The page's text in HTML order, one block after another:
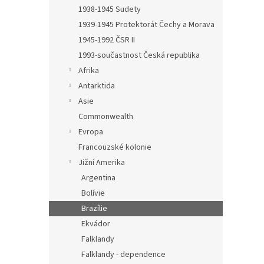
1938-1945 Sudety
1939-1945 Protektorát Čechy a Morava
1945-1992 ČSR II
1993-součastnost Česká republika
Afrika
Antarktida
Asie
Commonwealth
Evropa
Francouzské kolonie
Jižní Amerika
Argentina
Bolívie
Brazílie
Ekvádor
Falklandy
Falklandy - dependence